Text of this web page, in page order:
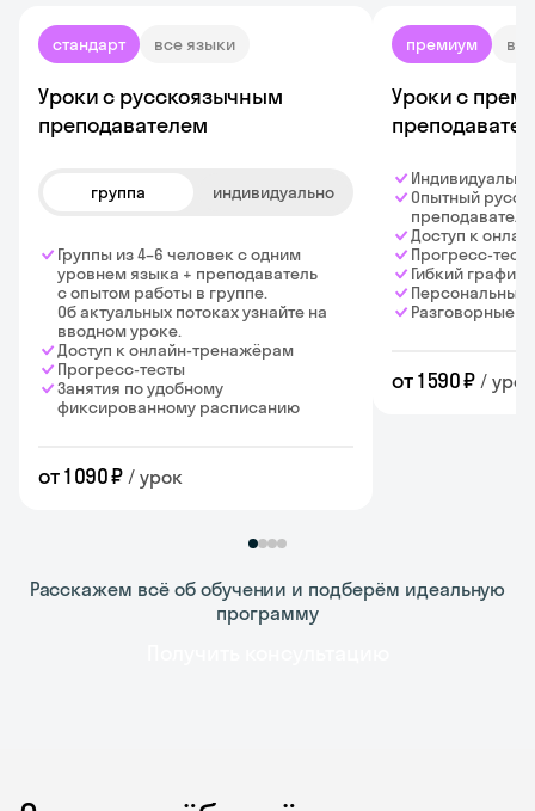
стандарт все языки
Уроки с русскоязычным
преподавателем
группа индивидуально
Группы из 4–6 человек с одним
уровнем языка + преподаватель
с опытом работы в группе.
Об актуальных потоках узнайте на
вводном уроке.
Доступ к онлайн-тренажёрам
Прогресс-тесты
Занятия по удобному
фиксированному расписанию
от 1 090 ₽ / урок
премиум
Уроки с
Опытный
Доступ к
Прогресс-
Гибкий график
Разговорные
от 1 590 ₽ / урок
Расскажем всё об обучении и подберём идеальную
программу